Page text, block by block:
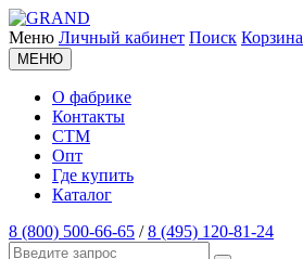
Меню Личный кабинет Поиск Корзина
МЕНЮ
О фабрике
Контакты
СТМ
Опт
Где купить
Каталог
8 (800) 500-66-65 /8 (495) 120-81-24